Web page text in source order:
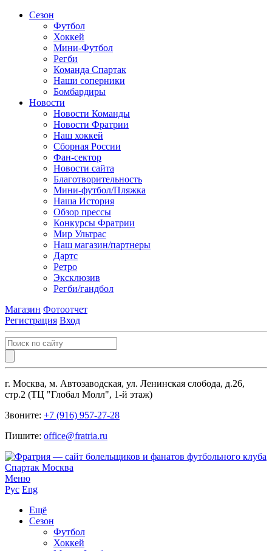
Сезон
Футбол
Хоккей
Мини-Футбол
Регби
Команда Спартак
Наши соперники
Бомбардиры
Новости
Новости Команды
Новости Фратрии
Наш хоккей
Сборная России
Фан-cектор
Новости сайта
Благотворительность
Мини-футбол/Пляжка
Наша История
Обзор прессы
Конкурсы Фратрии
Мир Ультрас
Наш магазин/партнеры
Дартс
Ретро
Эксклюзив
Регби/гандбол
Магазин Фотоотчет
Регистрация Вход
г. Москва, м. Автозаводская, ул. Ленинская слобода, д.26,
стр.2 (ТЦ "Глобал Молл", 1-й этаж)
Звоните: +7 (916) 957-27-28
Пишите: office@fratria.ru
Меню
Рус Eng
Ещё
Сезон
Футбол
Хоккей